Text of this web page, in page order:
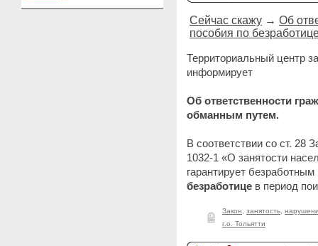
Сейчас скажу → Об
пособия по
Территориальный центр
информирует
Об ответственности
обманным путем.
В соответствии со ст. 28
1032-1 «О занятости
гарантирует
безработице в период
Закон занятость
г.о. Тольятти